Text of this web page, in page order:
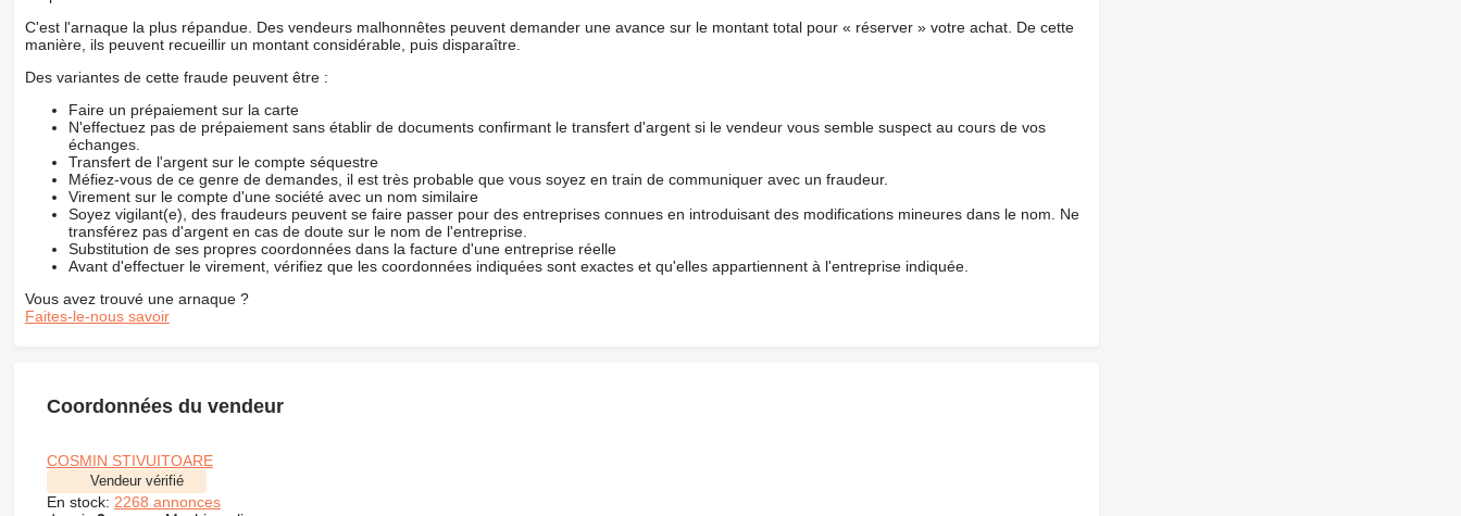
C'est l'arnaque la plus répandue. Des vendeurs malhonnêtes peuvent demander une avance sur le montant total pour « réserver » votre achat. De cette
manière, ils peuvent recueillir un montant considérable, puis disparaître.
Des variantes de cette fraude peuvent être :
Faire un prépaiement sur la carte
N'effectuez pas de prépaiement sans établir de documents confirmant le transfert d'argent si le vendeur vous semble suspect au cours de vos
échanges.
Transfert de l'argent sur le compte séquestre
Méfiez-vous de ce genre de demandes, il est très probable que vous soyez en train de communiquer avec un fraudeur.
Virement sur le compte d'une société avec un nom similaire
Soyez vigilant(e), des fraudeurs peuvent se faire passer pour des entreprises connues en introduisant des modifications mineures dans le nom. Ne
transférez pas d'argent en cas de doute sur le nom de l'entreprise.
Substitution de ses propres coordonnées dans la facture d'une entreprise réelle
Avant d'effectuer le virement, vérifiez que les coordonnées indiquées sont exactes et qu'elles appartiennent à l'entreprise indiquée.
Vous avez trouvé une arnaque ?
Faites-le-nous savoir
Coordonnées du vendeur
COSMIN STIVUITOARE
Vendeur vérifié
En stock: 2268 annonces